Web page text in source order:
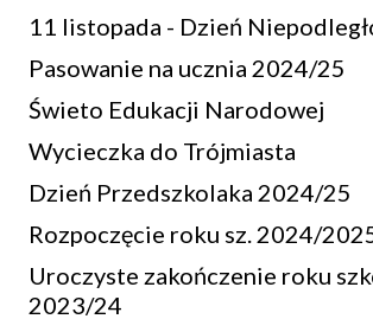
11 listopada - Dzień
Pasowanie na ucznia 2024/25
Świeto Edukacji Narodowej
Wycieczka do Trójmiasta
Dzień Przedszkolaka 2024/25
Rozpoczęcie roku sz. 2024/
Uroczyste zakończenie roku
2023/24